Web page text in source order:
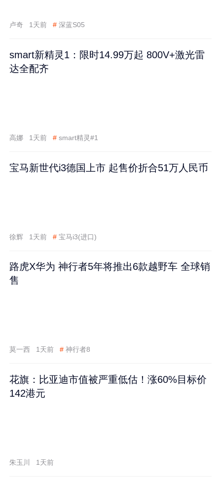
卢奇 1天前 # 深蓝S05
smart新精灵1：限时14.99万起 800V+激光雷
达全配齐
高娜 1天前 # smart精灵#1
宝马新世代i3德国上市 起售价折合51万人民币
徐辉 1天前 # 宝马i3(进口)
路虎X华为 神行者5年将推出6款越野车 全球销
售
莫一西 1天前 # 神行者8
花旗：比亚迪市值被严重低估！涨60%目标价
142港元
朱玉川 1天前